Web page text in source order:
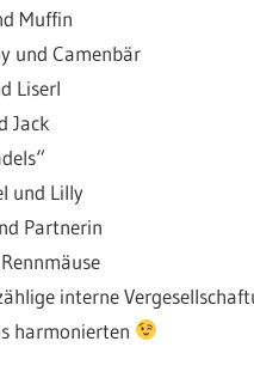
Muffin
und Camenbär
Liserl
Jack
und Lilly
Partnerin
interne
harmonierten